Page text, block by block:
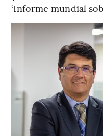
‘Informe mundial